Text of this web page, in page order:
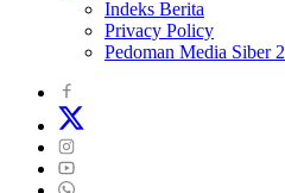
Indeks Berita
Privacy Policy
Pedoman Media Siber 2